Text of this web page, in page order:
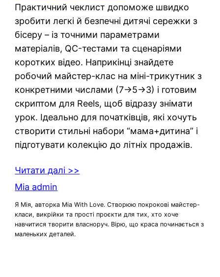
Практичний чеклист допоможе швидко
зробити легкі й безпечні дитячі сережки з
бісеру – із точними параметрами
матеріалів, QC-тестами та сценаріями
коротких відео. Наприкінці знайдете
робочий майстер-клас на міні-трикутник з
конкретними числами (7→5→3) і готовим
скриптом для Reels, щоб відразу знімати
урок. Ідеально для початківців, які хочуть
створити стильні набори “мама+дитина” і
підготувати колекцію до літніх продажів.
Читати далі >>
Mia admin
Я Мія, авторка Mia With Love. Створюю покрокові майстер-
класи, викрійки та прості проєкти для тих, хто хоче
навчитися творити власноруч. Вірю, що краса починається з
маленьких деталей.